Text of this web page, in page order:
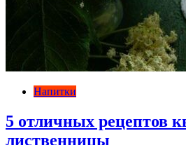
Напитки
5 отличных рецептов
лиственницы